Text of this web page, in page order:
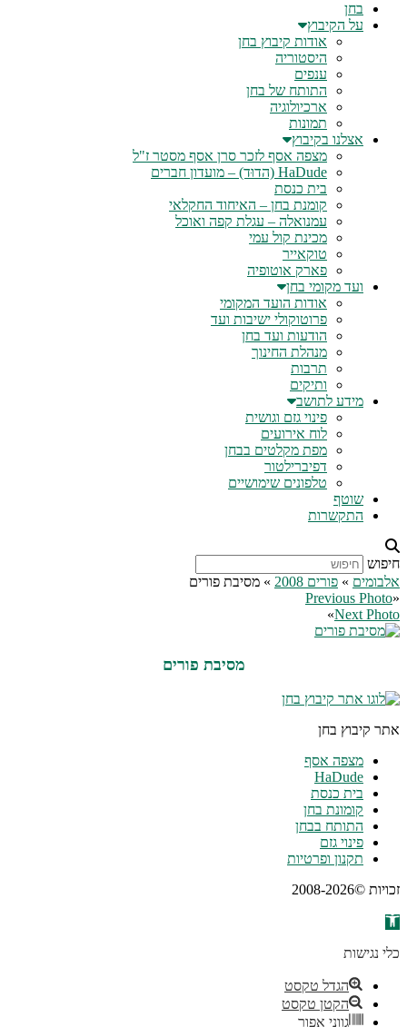
בחן
על הקיבוץ
אודות קיבוץ בחן
היסטוריה
ענפים
התותח של בחן
ארכיולוגיה
תמונות
אצלנו בקיבוץ
מצפה אסף לזכר סרן אסף מסטר ז"ל
HaDude (הדוּד) – מועדון חברים
בית כנסת
קומנת בחן – האיחוד החקלאי
עמנואלה – עגלת קפה ואוכל
מכינת קול עמי
טוקאייר
פארק אוטופיה
ועד מקומי בחן
אודות הועד המקומי
פרוטוקולי ישיבות ועד
הודעות ועד בחן
מנהלת החינוך
תרבות
ותיקים
מידע לתושב
פינוי גזם וגושית
לוח אירועים
מפת מקלטים בבחן
דפיברילטור
טלפונים שימושיים
שוטף
התקשרות
חיפוש
אלבומים » פורים 2008
» מסיבת פורים
«
Previous Photo
Next Photo
»
מסיבת פורים
אתר קיבוץ בחן
מצפה אסף
HaDude
בית כנסת
קומונת בחן
התותח בבחן
פינוי גזם
תקנון ופרטיות
זכויות ©2008-2026
פתח סרגל נגישות
כלי נגישות
הגדל טקסט
הקטן טקסט
גווני אפור